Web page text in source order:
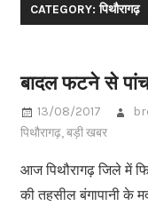
CATEGORY: पिथौरागढ़
बादल फटने से
13/08/2017
पिथौरागढ़,बड़ी खबर
आज पिथौरागढ़ जिले में
की तहसील बंगापानी के